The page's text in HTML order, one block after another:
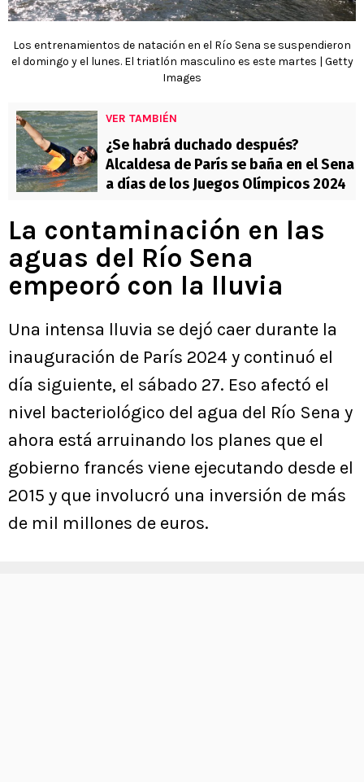
Los entrenamientos de natación en el Río Sena se suspendieron
el domingo y el lunes. El triatlón masculino es este martes | Getty
Images
VER TAMBIÉN
¿Se habrá duchado después?
Alcaldesa de París se baña en el Sena
a días de los Juegos Olímpicos 2024
La contaminación en las
aguas del Río Sena
empeoró con la lluvia
Una intensa lluvia se dejó caer durante la
inauguración de París 2024 y continuó el
día siguiente, el sábado 27. Eso afectó el
nivel bacteriológico del agua del Río Sena y
ahora está arruinando los planes que el
gobierno francés viene ejecutando desde el
2015 y que involucró una inversión de más
de mil millones de euros.